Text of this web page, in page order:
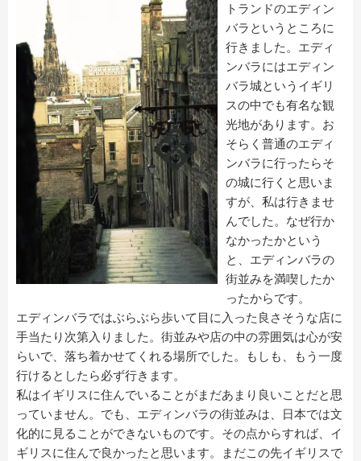
トランドのエディン
バラというところに
行きました。エディ
ンバラにはエディン
バラ城というイギリ
スの中でも有名な観
光地があります。お
そらく普通のエディ
ンバラに行ったらそ
の城に行くと思いま
すが、私は行きませ
んでした。なぜ行か
なかったかという
と、エディンバラの
街並みを満喫したか
ったからです。
エディンバラではぶらぶら歩いて目に入った良さそうな店に
手当たり次第入りました。街並みや店の中の雰囲気は心が安
らいで、落ち着かせてくれる場所でした。もしも、もう一度
行けるとしたら必ず行きます。
私はイギリスに住んでいることがまだあまり良いことだと思
っていません。でも、エディンバラの街並みは、日本では文
化的に見ることができないものです。その点からすれば、イ
ギリスに住んで良かったと思います。まだこの先イギリスで